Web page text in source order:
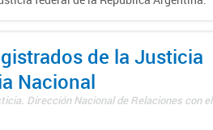
de la Justicia
Nacional
Dirección Nacional de Relaciones con el